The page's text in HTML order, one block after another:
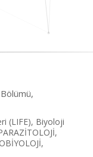
(LIFE), Biyoloji